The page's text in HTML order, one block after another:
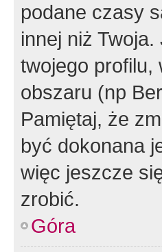
podane czasy
innej niż
twojego profilu,
obszaru (np
Pamiętaj, że
być dokonana
więc jeszcze
zrobić.
Góra